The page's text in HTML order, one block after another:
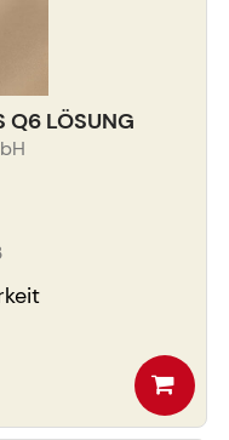
Q6 LÖSUNG